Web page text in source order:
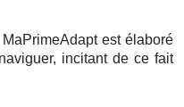
est élaboré
incitant de ce fait